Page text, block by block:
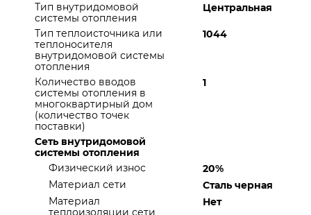
Тип внутридомовой
системы отопления
Центральная
Тип теплоисточника или
теплоносителя
внутридомовой системы
отопления
1044
Количество вводов
системы отопления в
многоквартирный дом
(количество точек
поставки)
1
Сеть внутридомовой
системы отопления
Физический износ
20%
Материал сети
Сталь черная
Материал
теплоизоляции сети
Нет